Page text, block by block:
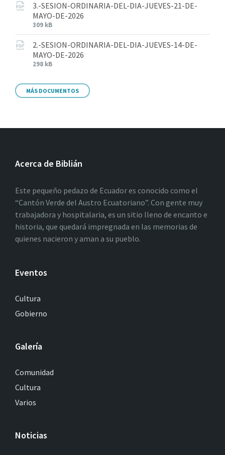
3.-SESION-ORDINARIA-DEL-DIA-JUEVES-21-DE-
MAYO-DE-2026
309 kB
2.-SESION-ORDINARIA-DEL-DIA-JUEVES-14-DE-
MAYO-DE-2026
298 kB
MÁS DOCUMENTOS
Acerca de Biblián
Este pequeño pedazo de Ecuador es conocido como el
“Cantón Verde del Austro Ecuatoriano”. Con gente muy
trabajadora y hospitalaria, es un sitio lleno de encanto e
historia, que quedará impregnada en las memorias de
quienes nacieron y aman a su pueblo.
Eventos
Cultura
Gobierno
Galería
Comunidad
Cultura
Varios
Noticias